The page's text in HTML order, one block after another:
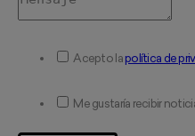
Acepto la política de
Me gustaría recibir